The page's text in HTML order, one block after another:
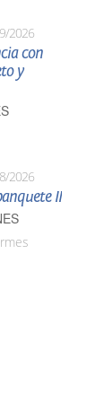
2026
con
y
2026
II